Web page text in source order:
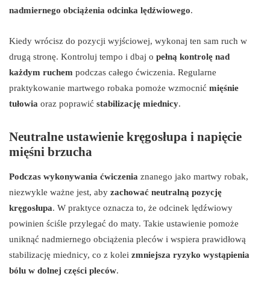
nadmiernego obciążenia odcinka lędźwiowego.
Kiedy wrócisz do pozycji wyjściowej, wykonaj ten sam ruch w
drugą stronę. Kontroluj tempo i dbaj o pełną kontrolę nad
każdym ruchem podczas całego ćwiczenia. Regularne
praktykowanie martwego robaka pomoże wzmocnić mięśnie
tułowia oraz poprawić stabilizację miednicy.
Neutralne ustawienie kręgosłupa i napięcie
mięśni brzucha
Podczas wykonywania ćwiczenia znanego jako martwy robak,
niezwykle ważne jest, aby zachować neutralną pozycję
kręgosłupa. W praktyce oznacza to, że odcinek lędźwiowy
powinien ściśle przylegać do maty. Takie ustawienie pomoże
uniknąć nadmiernego obciążenia pleców i wspiera prawidłową
stabilizację miednicy, co z kolei zmniejsza ryzyko wystąpienia
bólu w dolnej części pleców.